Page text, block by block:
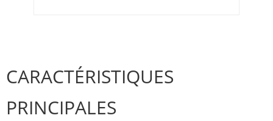
CARACTÉRISTIQUES
PRINCIPALES